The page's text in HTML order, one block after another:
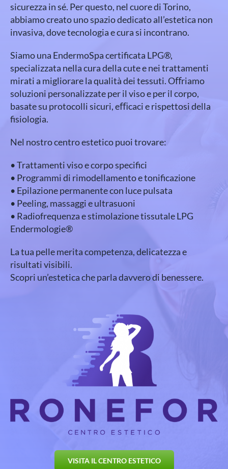
sicurezza in sé. Per questo, nel cuore di Torino,
abbiamo creato uno spazio dedicato all’estetica non
invasiva, dove tecnologia e cura si incontrano.
Siamo una EndermoSpa certificata LPG®,
specializzata nella cura della cute e nei trattamenti
mirati a migliorare la qualità dei tessuti. Oﬀriamo
soluzioni personalizzate per il viso e per il corpo,
basate su protocolli sicuri, eﬃcaci e rispettosi della
fisiologia.
Nel nostro centro estetico puoi trovare:
• Trattamenti viso e corpo specifici
• Programmi di rimodellamento e tonificazione
• Epilazione permanente con luce pulsata
• Peeling, massaggi e ultrasuoni
• Radiofrequenza e stimolazione tissutale LPG
Endermologie®
La tua pelle merita competenza, delicatezza e
risultati visibili.
Scopri un’estetica che parla davvero di benessere.
VISITA IL CENTRO ESTETICO